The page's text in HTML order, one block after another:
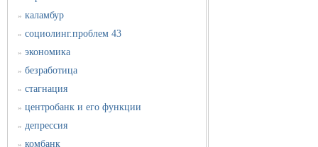
» каламбур
» социолинг.проблем 43
» экономика
» безработица
» стагнация
» центробанк и его функции
» депрессия
» комбанк